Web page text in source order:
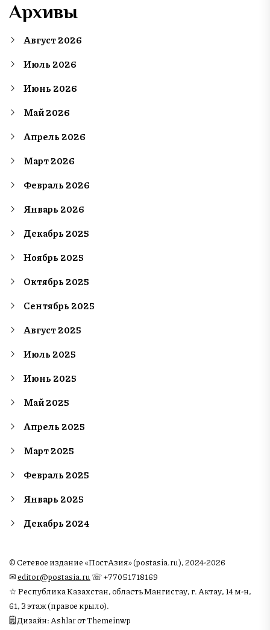
Архивы
Август 2026
Июль 2026
Июнь 2026
Май 2026
Апрель 2026
Март 2026
Февраль 2026
Январь 2026
Декабрь 2025
Ноябрь 2025
Октябрь 2025
Сентябрь 2025
Август 2025
Июль 2025
Июнь 2025
Май 2025
Апрель 2025
Март 2025
Февраль 2025
Январь 2025
Декабрь 2024
© Сетевое издание «ПостАзия» (postasia.ru), 2024-2026
✉︎editor@postasia.ru ☏ +77051718169
☆ Республика Казахстан, область Мангистау, г. Актау, 14 м-н,
61, 3 этаж (правое крыло).
🗒 Дизайн: Ashlar от Themeinwp